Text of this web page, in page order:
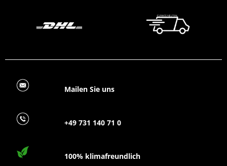
Mailen Sie uns
+49 731 140 71 0
100% klimafreundlich